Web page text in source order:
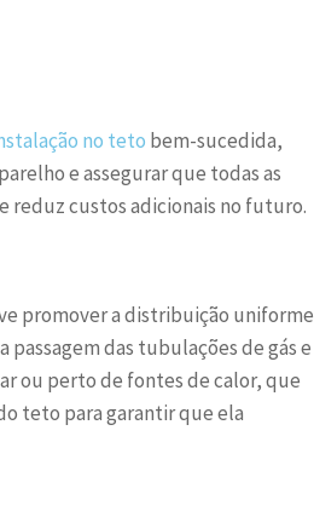
no teto bem-sucedida,
e assegurar que todas as
reduz custos adicionais no futuro.
promover a distribuição uniforme
das tubulações de gás e
ou perto de fontes de calor, que
teto para garantir que ela